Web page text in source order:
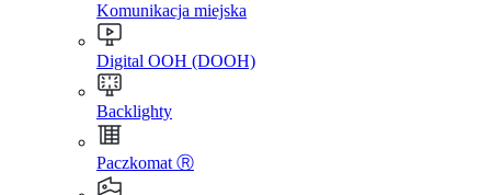
Komunikacja miejska
Digital OOH (DOOH)
Backlighty
Paczkomat Ⓡ